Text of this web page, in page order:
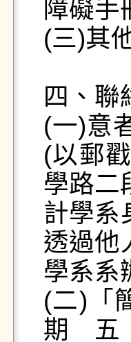
障礙手
(三)其
四、
(一)意
(以郵
學路二
計學系
透過他
學系系
(二)「
期